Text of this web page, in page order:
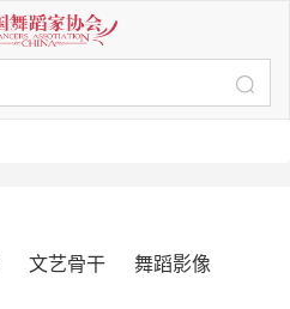
文艺骨干 舞蹈影像